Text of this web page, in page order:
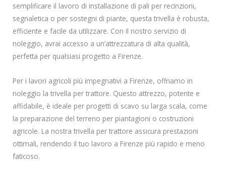
semplificare il lavoro di installazione di pali per recinzioni,
segnaletica o per sostegni di piante, questa trivella è robusta,
efficiente e facile da utilizzare. Con il nostro servizio di
noleggio, avrai accesso a un’attrezzatura di alta qualità,
perfetta per qualsiasi progetto a Firenze.
Per i lavori agricoli più impegnativi a Firenze, offriamo in
noleggio la trivella per trattore. Questo attrezzo, potente e
affidabile, è ideale per progetti di scavo su larga scala, come
la preparazione del terreno per piantagioni o costruzioni
agricole. La nostra trivella per trattore assicura prestazioni
ottimali, rendendo il tuo lavoro a Firenze più rapido e meno
faticoso.